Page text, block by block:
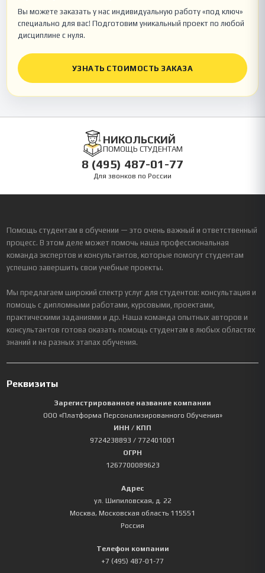
Вы можете заказать у нас индивидуальную работу «под ключ»
специально для вас! Подготовим уникальный проект по любой
дисциплине с нуля.
УЗНАТЬ СТОИМОСТЬ ЗАКАЗА
НИКОЛЬСКИЙ
ПОМОЩЬ СТУДЕНТАМ
8 (495) 487-01-77
Для звонков по России
Помощь студентам в обучении — это очень важный и ответственный
процесс. В этом деле может помочь наша профессиональная
команда экспертов и консультантов, которые помогут студентам
успешно завершить свои учебные проекты.
Мы предлагаем широкий спектр услуг для студентов: консультация и
помощь с дипломными работами, курсовыми, проектами,
практическими заданиями и др. Наша команда опытных авторов и
консультантов готова оказать помощь студентам в любых областях
знаний и на разных этапах обучения.
Реквизиты
Зарегистрированное название компании
ООО «Платформа Персонализированного Обучения»
ИНН / КПП
9724238893 / 772401001
ОГРН
1267700089623
Адрес
ул. Шипиловская, д. 22
Москва, Московская область 115551
Россия
Телефон компании
+7 (495) 487-01-77